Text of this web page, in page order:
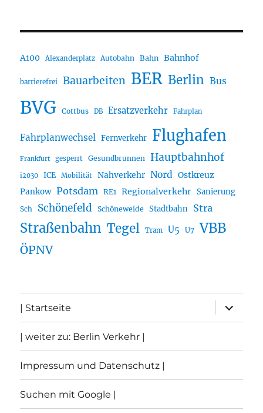
A100 Alexanderplatz Autobahn Bahn Bahnhof
barrierefrei Bauarbeiten BER Berlin Bus
BVG Cottbus DB Ersatzverkehr Fahrplan
Fahrplanwechsel Fernverkehr Flughafen
Frankfurt gesperrt Gesundbrunnen Hauptbahnhof
i2030 ICE Mobilität Nahverkehr Nord Ostkreuz
Pankow Potsdam RE1 Regionalverkehr Sanierung
Sch Schönefeld Schöneweide Stadtbahn Stra
Straßenbahn Tegel Tram U5 U7 VBB
ÖPNV
| Startseite
öffnen
| weiter zu: Berlin Verkehr |
Impressum und Datenschutz |
Suchen mit Google |